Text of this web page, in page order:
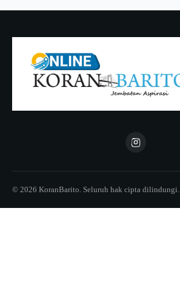
© 2026 KoranBarito. Seluruh hak cipta dilindungi.